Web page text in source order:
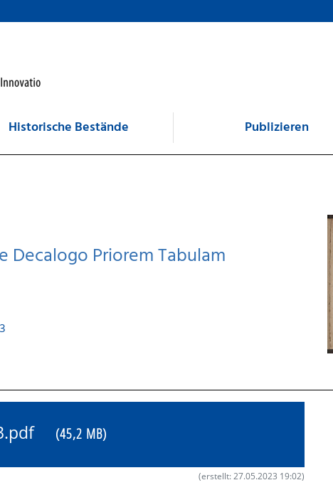
Historische Bestände Publizieren
Decalogo Priorem Tabulam
(45,2 MB)
(erstellt: 27.05.2023 19:02)